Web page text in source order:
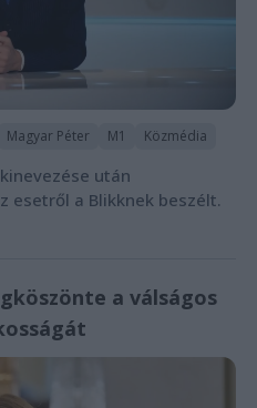
Magyar Péter M1 Közmédia
után
esetről a Blikknek beszélt.
a válságos